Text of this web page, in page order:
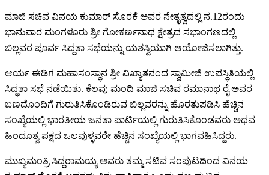
ಮಾಜಿ ಸಚಿವ ವಿನಯ ಕುಮಾರ್ ಸೊರಕೆ ಅವರ ನೇತೃತ್ವದಲ್ಲಿ ನ.12ರಂದು
ಭಾನುವಾರ ಮಂಗಳೂರು ಶ್ರೀ ಗೋಕರ್ಣನಾಥ ಕ್ಷೇತ್ರದ ಸಭಾಂಗಣದಲ್ಲಿ
ಬಿಲ್ಲವರ ಪೂರ್ವ ಸಿದ್ದತಾ ಸಭೆಯನ್ನು ಯಶಸ್ವಿಯಾಗಿ ಆಯೋಜಿಸಲಾಗಿತ್ತು.
ಆರ್ಯ ಈಡಿಗ ಮಹಾಸಂಸ್ಥಾನ ಶ್ರೀ ವಿಖ್ಯಾತನಂದ ಸ್ವಾಮೀಜಿ ಉಪಸ್ಥಿತಿಯಲ್ಲಿ
ಸಿದ್ಧತಾ ಸಭೆ ನಡೆಯಿತು. ಕೆಲವು ಮಂದಿ ಮಾಜಿ ಸಚಿವ ರಮಾನಾಥ ರೈ ಅವರ
ಬಣದೊಂದಿಗೆ ಗುರುತಿಸಿಕೊಂಡಿರುವ ಬಿಲ್ಲವರನ್ನು ಹೊರತುಪಡಿಸಿ ಹೆಚ್ಚಿನ
ಸಂಖ್ಯೆಯಲ್ಲಿ ಭಾರತೀಯ ಜನತಾ ಪಾರ್ಟಿಯಲ್ಲಿ ಗುರುತಿಸಿಕೊಂಡವರು ಅಥವ
ಹಿಂದೂತ್ವ ಪಕ್ಷದ ಒಲವುಳ್ಳವರೇ ಹೆಚ್ಚಿನ ಸಂಖ್ಯೆಯಲ್ಲಿ ಭಾಗವಹಿಸಿದ್ದರು.
ಮುಖ್ಯಮಂತ್ರಿ ಸಿದ್ದರಾಮಯ್ಯ ಅವರು ತಮ್ಮ ಸಟಿವ ಸಂಪುಟದಿಂದ ವಿನಯ